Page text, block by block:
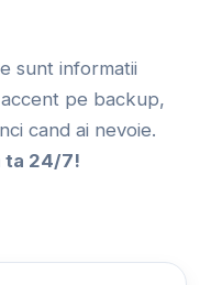
sunt informatii
pe backup,
cand ai nevoie.
ta 24/7!